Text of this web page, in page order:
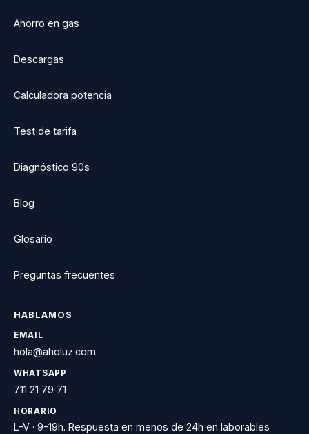
Ahorro en gas
Descargas
Calculadora potencia
Test de tarifa
Diagnóstico 90s
Blog
Glosario
Preguntas frecuentes
HABLAMOS
EMAIL
hola@aholuz.com
WHATSAPP
711 21 79 71
HORARIO
L-V · 9-19h. Respuesta en menos de 24h en laborables